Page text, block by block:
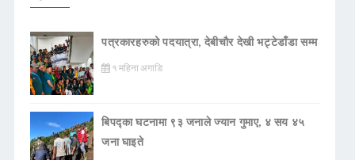
पत्रकारहरुको पदयात्रा, देबीचौर देखी भट्टेडाँडा सम्म
१ महिना अगाडि
बिपद्का घटनामा ९३ जनाले ज्यान गुमाए, ४ सय ४५
जना घाइते